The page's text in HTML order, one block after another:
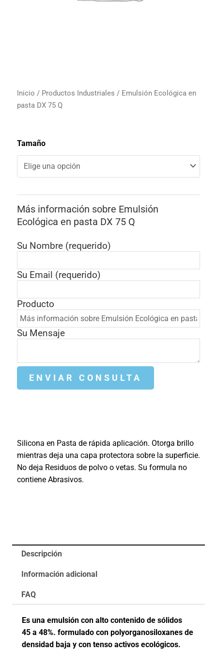
Inicio / Productos Industriales / Emulsión Ecológica en
pasta DX 75 Q
Tamaño
Más información sobre Emulsión
Ecológica en pasta DX 75 Q
Su Nombre (requerido)
Su Email (requerido)
Producto
Su Mensaje
Silicona en Pasta de rápida aplicación. Otorga brillo
mientras deja una capa protectora sobre la superficie.
No deja Residuos de polvo o vetas. Su formula no
contiene Abrasivos.
Descripción
Información adicional
FAQ
Es una emulsión con alto contenido de sólidos
45 a 48%. formulado con polyorganosiloxanes de
densidad baja y con tenso activos ecológicos.